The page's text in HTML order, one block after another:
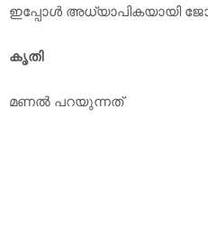
ഇപ്പോള്‍ അധ്യാപികയായി
കൃതി
മണല്‍ പറയുന്നത്